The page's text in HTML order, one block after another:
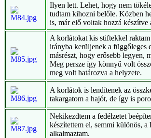
Ilyen lett. Lehet, hogy nem
tudtam kihozni belőle. Közben
is, már elő voltak hozzá készítve
A korlátokat kis stiftekkel
irányba kerüljenek a függőleges
másrészt, hogy erősebb legyen,
Meg persze így könnyű volt
meg volt határozva a helyzete.
A korlátok is lendítenek az
takargatom a hajót, de így is
Nekikezdtem a fedélzetet
készítettem el, semmi különös, a
alkalmaztam.